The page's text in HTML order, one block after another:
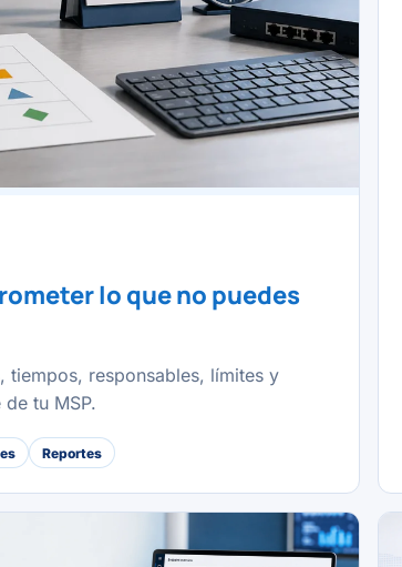
lo que no puedes
tiempos, responsables, límites y
tu MSP.
Reportes